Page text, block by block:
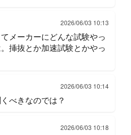
2026/06/03 10:13
メーカーにどんな試験やっ
挿抜とか加速試験とかやっ
2026/06/03 10:14
べきなのでは？
2026/06/03 10:18